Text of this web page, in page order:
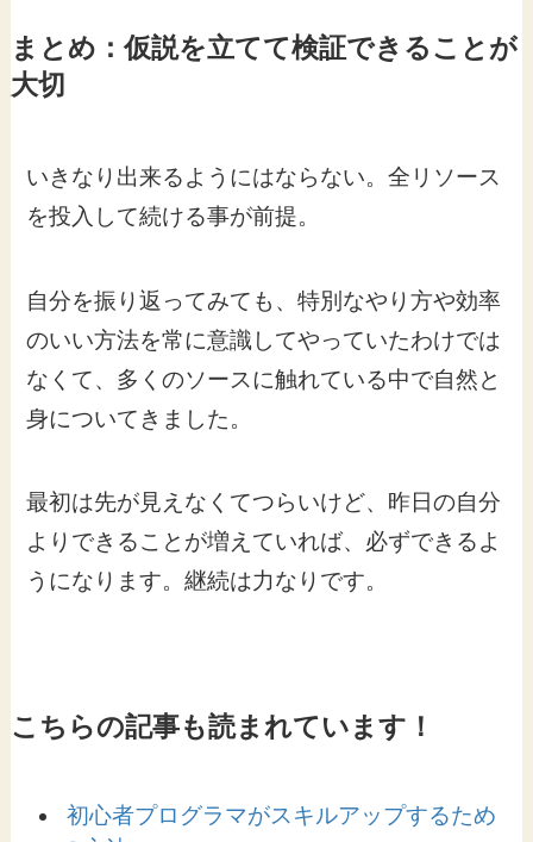
まとめ：仮説を立てて検証できることが
大切
いきなり出来るようにはならない。全リソース
を投入して続ける事が前提。
自分を振り返ってみても、特別なやり方や効率
のいい方法を常に意識してやっていたわけでは
なくて、多くのソースに触れている中で自然と
身についてきました。
最初は先が見えなくてつらいけど、昨日の自分
よりできることが増えていれば、必ずできるよ
うになります。継続は力なりです。
こちらの記事も読まれています！
初心者プログラマがスキルアップするため